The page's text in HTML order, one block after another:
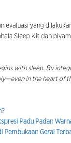
yang
Sleep Kit dan
with sleep. By
in the heart of
Padu Padan
Pembukaan Gerai